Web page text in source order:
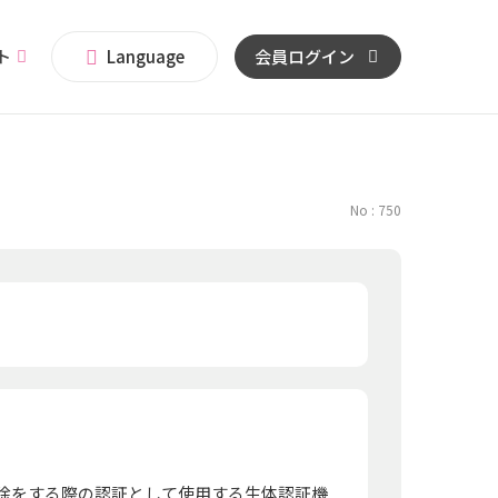
Language 会員ログイン
No : 750
する際の認証として使用する生体認証機